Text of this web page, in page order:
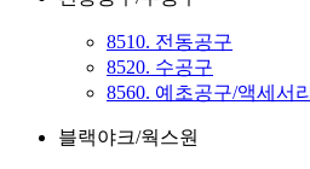
8510. 전동공구
8520. 수공구
8560. 예초공구/액세서리
블랙야크/웍스원